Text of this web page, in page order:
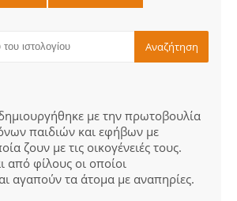
με την πρωτοβουλία
παιδιών και εφήβων με
ζουν με τις οικογένειές τους.
από φίλους οι οποίοι
αγαπούν τα άτομα με αναπηρίες.